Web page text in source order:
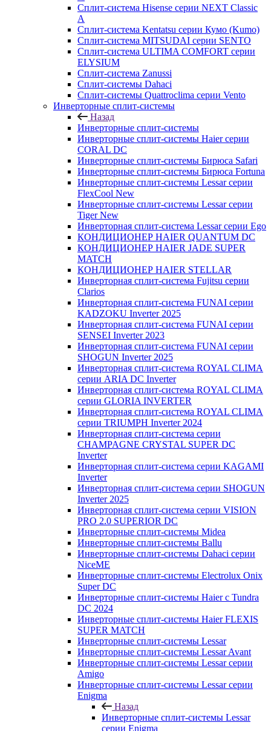
Сплит-система Hisense серии NEXT Classic
A
Сплит-система Kentatsu серии Кумо (Kumo)
Сплит-система MITSUDAI серии SENTO
Сплит-система ULTIMA COMFORT серии
ELYSIUM
Сплит-система Zanussi
Сплит-системы Dahaci
Сплит-системы Quattroclima серии Vento
Инверторные сплит-системы
Назад
Инверторные сплит-системы
Инверторные сплит-системы Haier серии
CORAL DC
Инверторные сплит-системы Бирюса Safari
Инверторные сплит-системы Бирюса Fortuna
Инверторные сплит-системы Lessar серии
FlexCool New
Инверторные сплит-системы Lessar серии
Tiger New
Инверторная сплит-система Lessar серии Ego
КОНДИЦИОНЕР HAIER QUANTUM DC
КОНДИЦИОНЕР HAIER JADE SUPER
MATCH
КОНДИЦИОНЕР HAIER STELLAR
Инверторная сплит-система Fujitsu серии
Clarios
Инверторная сплит-система FUNAI серии
KADZOKU Inverter 2025
Инверторная сплит-система FUNAI серии
SENSEI Inverter 2023
Инверторная сплит-система FUNAI серии
SHOGUN Inverter 2025
Инверторная сплит-система ROYAL CLIMA
серии ARIA DC Inverter
Инверторная сплит-система ROYAL CLIMA
серии GLORIA INVERTER
Инверторная сплит-система ROYAL CLIMA
серии TRIUMPH Inverter 2024
Инверторная сплит-система серии
CHAMPAGNE CRYSTAL SUPER DC
Inverter
Инверторная сплит-система серии KAGAMI
Inverter
Инверторная сплит-система серии SHOGUN
Inverter 2025
Инверторная сплит-система серии VISION
PRO 2.0 SUPERIOR DC
Инверторные сплит-системы Midea
Инверторные сплит-системы Ballu
Инверторные сплит-системы Dahaci серии
NiceME
Инверторные сплит-системы Electrolux Onix
Super DC
Инверторные сплит-системы Haier c Tundra
DC 2024
Инверторные сплит-системы Haier FLEXIS
SUPER MATCH
Инверторные сплит-системы Lessar
Инверторные сплит-системы Lessar Avant
Инверторные сплит-системы Lessar серии
Amigo
Инверторные сплит-системы Lessar серии
Enigma
Назад
Инверторные сплит-системы Lessar
серии Enigma